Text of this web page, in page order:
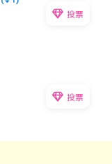
投票
投票